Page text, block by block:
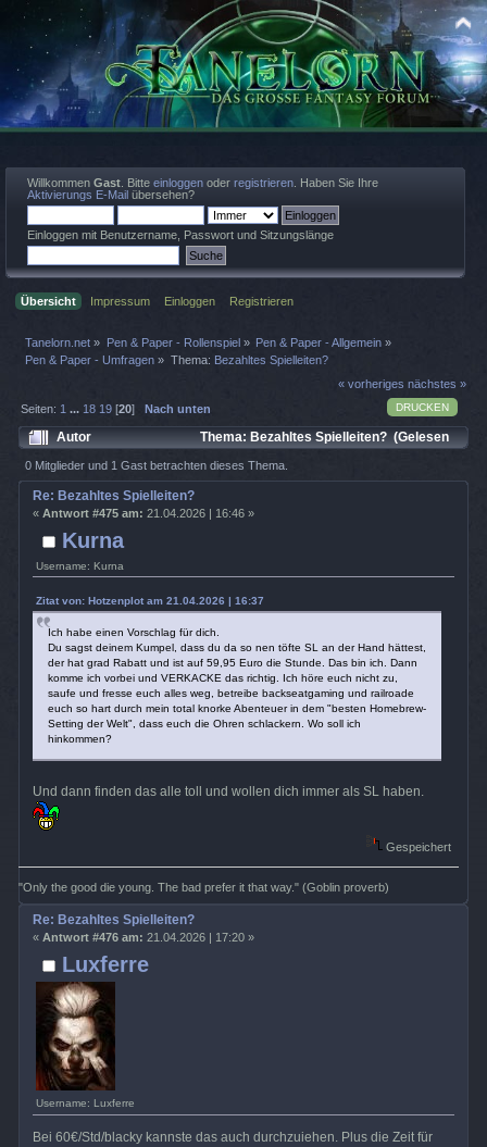
Willkommen Gast . Bitte einloggen oder registrieren . Haben Sie Ihre
Aktivierungs E-Mail übersehen?
Einloggen mit Benutzername, Passwort und Sitzungslänge
Übersicht Impressum Einloggen Registrieren
Tanelorn.net » Pen & Paper - Rollenspiel» Pen & Paper - Allgemein »
Pen & Paper - Umfragen » Thema: Bezahltes Spielleiten?
« vorheriges nächstes »
DRUCKEN
Seiten: 1 ... 18 19 [20]Nach unten
Autor
Thema: Bezahltes Spielleiten? (Gelesen
49265 mal)
0 Mitglieder und 1 Gast betrachten dieses Thema.
Kurna
Username: Kurna
Re: Bezahltes Spielleiten?
« Antwort #475 am: 21.04.2026 | 16:46 »
Zitat von: Hotzenplot am 21.04.2026 | 16:37
Ich habe einen Vorschlag für dich.
Du sagst deinem Kumpel, dass du da so nen töfte SL an der Hand hättest,
der hat grad Rabatt und ist auf 59,95 Euro die Stunde. Das bin ich. Dann
komme ich vorbei und VERKACKE das richtig. Ich höre euch nicht zu,
saufe und fresse euch alles weg, betreibe backseatgaming und railroade
euch so hart durch mein total knorke Abenteuer in dem "besten Homebrew-
Setting der Welt", dass euch die Ohren schlackern. Wo soll ich
hinkommen?
Und dann finden das alle toll und wollen dich immer als SL haben.
Gespeichert
"Only the good die young. The bad prefer it that way." (Goblin proverb)
Luxferre
Username: Luxferre
Re: Bezahltes Spielleiten?
« Antwort #476 am: 21.04.2026 | 17:20 »
Bei 60€/Std/blacky kannste das auch durchzuiehen. Plus die Zeit für